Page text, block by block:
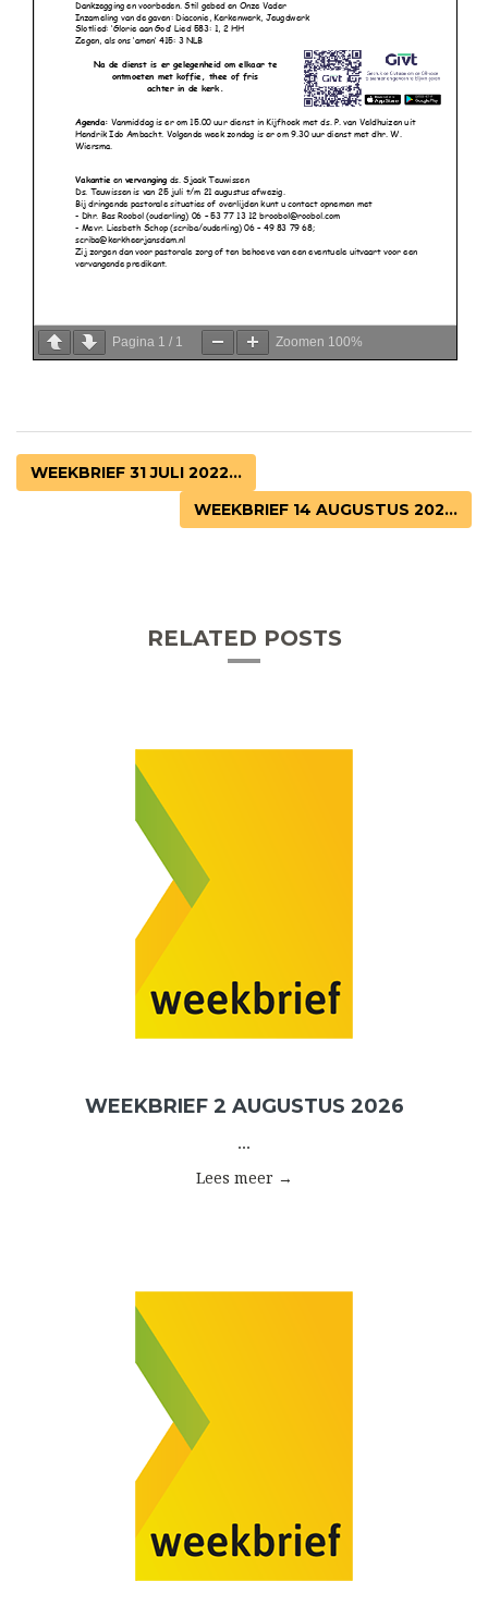
Pagina 1 / 1 Zoomen 100%
WEEKBRIEF 31 JULI 2022...
WEEKBRIEF 14 AUGUSTUS 202...
RELATED POSTS
WEEKBRIEF 2 AUGUSTUS 2026
...
Lees meer →